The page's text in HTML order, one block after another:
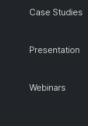
Case Studies
Presentation
Webinars